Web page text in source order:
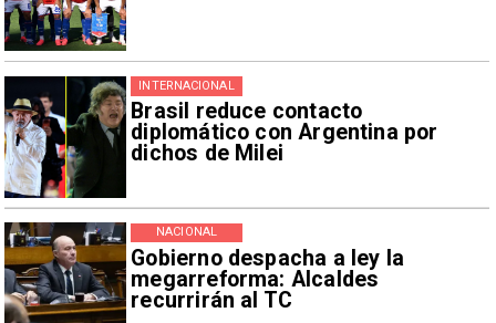
Brasil reduce contacto
diplomático con Argentina por
dichos de Milei
INTERNACIONAL
Gobierno despacha a ley la
megarreforma: Alcaldes
recurrirán al TC
NACIONAL